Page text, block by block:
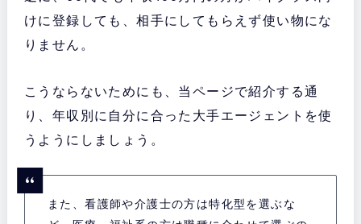
けに登録しても、相手にしてもらえず使い物にな
りません。
こうならないためにも、当ページで紹介する通
り、年収別に自分に合った大手エージェントを使
うようにしましょう。
また、看護師や介護士の方は特化型を選ぶな